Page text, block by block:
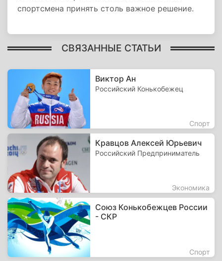
спортсмена принять столь важное решение.
СВЯЗАННЫЕ СТАТЬИ
Виктор Ан
Российский Конькобежец
Спорт
Кравцов Алексей Юрьевич
Российский Предприниматель
Экономика
Союз Конькобежцев России
- СКР
Спорт